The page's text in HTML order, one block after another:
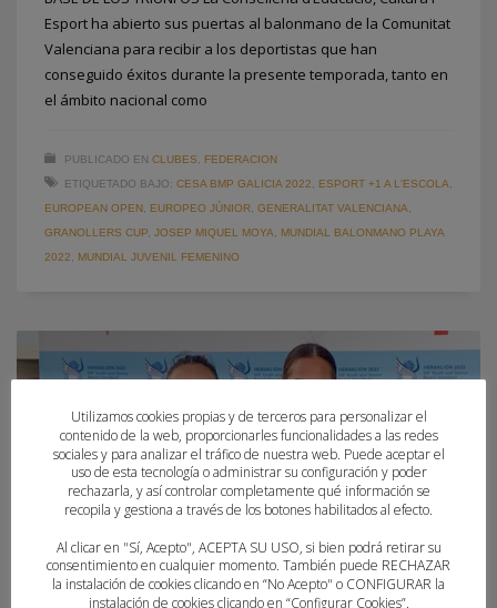
Esport ha abierto sus puertas al balonmano de la Comunitat
Valenciana para recibir a los deportistas que han
conseguido éxitos durante la presente temporada, tanto en
el ámbito nacional como
PUBLICADO EN CLUBES
FEDERACION
ETIQUETADO BAJO: CESA BMP GALICIA 2022 ESPORT +1 A L'ESCOLA
EUROPEAN OPEN
EUROPEO JÚNIOR GENERALITAT VALENCIANA
GRANOLLERS CUP JOSEP MIQUEL MOYA
MUNDIAL BALONMANO PLAYA
2022
MUNDIAL JUVENIL FEMENINO
Utilizamos cookies propias y de terceros para personalizar el
contenido de la web, proporcionarles funcionalidades a las redes
sociales y para analizar el tráfico de nuestra web. Puede aceptar el
uso de esta tecnología o administrar su configuración y poder
rechazarla, y así controlar completamente qué información se
recopila y gestiona a través de los botones habilitados al efecto.
Al clicar en "Sí, Acepto", ACEPTA SU USO, si bien podrá retirar su
consentimiento en cualquier momento. También puede RECHAZAR
la instalación de cookies clicando en “No Acepto" o CONFIGURAR la
instalación de cookies clicando en “Configurar Cookies”.